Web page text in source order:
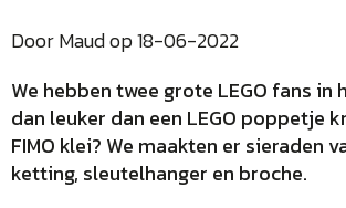
Door Maud op 18-06-2022
We hebben twee grote LEGO fans in
dan leuker dan een LEGO poppetje
FIMO klei? We maakten er sieraden
ketting, sleutelhanger en broche.